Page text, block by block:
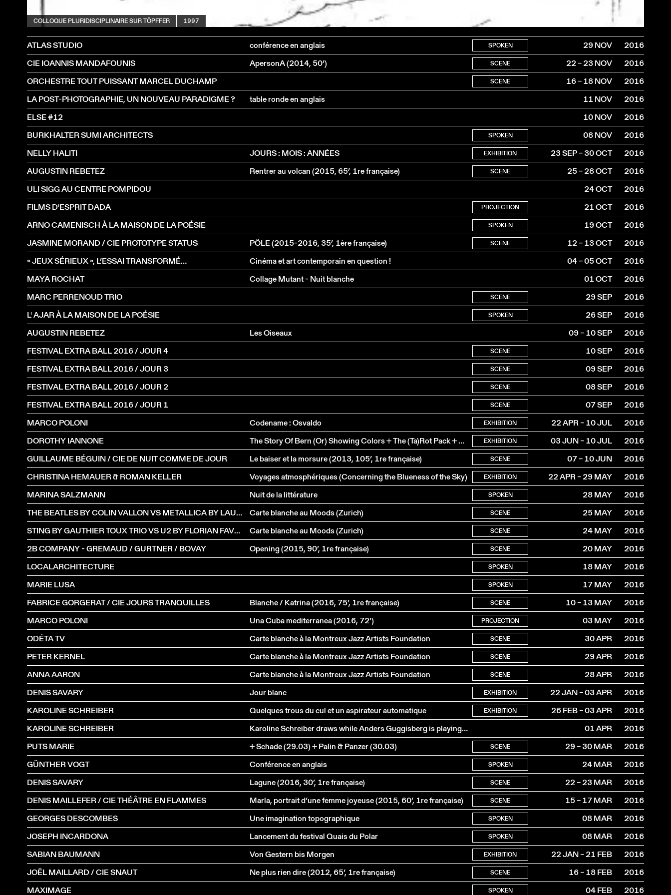
COLLOQUE PLURIDISCIPLINAIRE SUR TÖPFFER 1997
ATLAS STUDIO conférence en anglais SPOKEN 29 NOV
2016
CIE IOANNIS MANDAFOUNIS
ApersonA (2014, 50’) SCENE 22 – 23 NOV
2016
ORCHESTRE TOUT PUISSANT MARCEL DUCHAMP
SCENE 16 – 18 NOV
2016
LA POST-PHOTOGRAPHIE, UN NOUVEAU PARADIGME ?
table ronde en anglais 11 NOV
2016
ELSE #12
10 NOV
2016
BURKHALTER SUMI ARCHITECTS
SPOKEN 08 NOV
2016
NELLY HALITI
JOURS : MOIS : ANNÉES EXHIBITION 23 SEP – 30 OCT
2016
AUGUSTIN REBETEZ
Rentrer au volcan (2015, 65’, 1re française) SCENE 25 – 28 OCT
2016
ULI SIGG AU CENTRE POMPIDOU
24 OCT
2016
FILMS D'ESPRIT DADA
PROJECTION 21 OCT
2016
ARNO CAMENISCH À LA MAISON DE LA POÉSIE
SPOKEN 19 OCT
2016
JASMINE MORAND / CIE PROTOTYPE STATUS
PÔLE (2015-2016, 35’, 1ère française) SCENE 12 – 13 OCT
2016
« JEUX SÉRIEUX », L’ESSAI TRANSFORMÉ…
Cinéma et art contemporain en question ! 04 – 05 OCT
2016
MAYA ROCHAT
Collage Mutant - Nuit blanche 01 OCT
2016
MARC PERRENOUD TRIO
SCENE 29 SEP
2016
L' AJAR À LA MAISON DE LA POÉSIE
SPOKEN 26 SEP
2016
AUGUSTIN REBETEZ
Les Oiseaux 09 – 10 SEP
2016
FESTIVAL EXTRA BALL 2016 / JOUR 4
SCENE 10 SEP
2016
FESTIVAL EXTRA BALL 2016 / JOUR 3
SCENE 09 SEP
2016
FESTIVAL EXTRA BALL 2016 / JOUR 2
SCENE 08 SEP
2016
FESTIVAL EXTRA BALL 2016 / JOUR 1
SCENE 07 SEP
2016
MARCO POLONI
Codename : Osvaldo EXHIBITION 22 APR – 10 JUL
2016
DOROTHY IANNONE
The Story Of Bern (Or) Showing Colors + The (Ta)Rot Pack + A Cookbook EXHIBITION 03 JUN – 10 JUL
2016
GUILLAUME BÉGUIN / CIE DE NUIT COMME DE JOUR
Le baiser et la morsure (2013, 105’, 1re française) SCENE 07 – 10 JUN
2016
CHRISTINA HEMAUER & ROMAN KELLER
Voyages atmosphériques (Concerning the Blueness of the Sky) EXHIBITION 22 APR – 29 MAY
2016
MARINA SALZMANN
Nuit de la littérature SPOKEN 28 MAY
2016
THE BEATLES BY COLIN VALLON VS METALLICA BY LAURENT DAVID
Carte blanche au Moods (Zurich) SCENE 25 MAY
2016
STING BY GAUTHIER TOUX TRIO VS U2 BY FLORIAN FAVRE TRIO
Carte blanche au Moods (Zurich) SCENE 24 MAY
2016
2B COMPANY - GREMAUD / GURTNER / BOVAY
Opening (2015, 90’, 1re française) SCENE 20 MAY
2016
LOCALARCHITECTURE
SPOKEN 18 MAY
2016
MARIE LUSA
SPOKEN 17 MAY
2016
FABRICE GORGERAT / CIE JOURS TRANQUILLES
Blanche / Katrina (2016, 75’, 1re française) SCENE 10 – 13 MAY
2016
MARCO POLONI
Una Cuba mediterranea (2016, 72’) PROJECTION 03 MAY
2016
ODÉTA TV
Carte blanche à la Montreux Jazz Artists Foundation SCENE 30 APR
2016
PETER KERNEL
Carte blanche à la Montreux Jazz Artists Foundation SCENE 29 APR
2016
ANNA AARON
Carte blanche à la Montreux Jazz Artists Foundation SCENE 28 APR
2016
DENIS SAVARY
Jour blanc EXHIBITION 22 JAN – 03 APR
2016
KAROLINE SCHREIBER
Quelques trous du cul et un aspirateur automatique EXHIBITION 26 FEB – 03 APR
2016
KAROLINE SCHREIBER
Karoline Schreiber draws while Anders Guggisberg is playing music (3h) 01 APR
2016
PUTS MARIE
+ Schade (29.03) + Palin & Panzer (30.03) SCENE 29 – 30 MAR
2016
GÜNTHER VOGT
Conférence en anglais SPOKEN 24 MAR
2016
DENIS SAVARY
Lagune (2016, 30’, 1re française) SCENE 22 – 23 MAR
2016
DENIS MAILLEFER / CIE THÉÂTRE EN FLAMMES
Marla, portrait d’une femme joyeuse (2015, 60’, 1re française) SCENE 15 – 17 MAR
2016
GEORGES DESCOMBES
Une imagination topographique SPOKEN 08 MAR
2016
JOSEPH INCARDONA
Lancement du festival Quais du Polar SPOKEN 08 MAR
2016
SABIAN BAUMANN
Von Gestern bis Morgen EXHIBITION 22 JAN – 21 FEB
2016
JOËL MAILLARD / CIE SNAUT
Ne plus rien dire (2012, 65’, 1re française) SCENE 16 – 18 FEB
2016
MAXIMAGE
SPOKEN 04 FEB 2016